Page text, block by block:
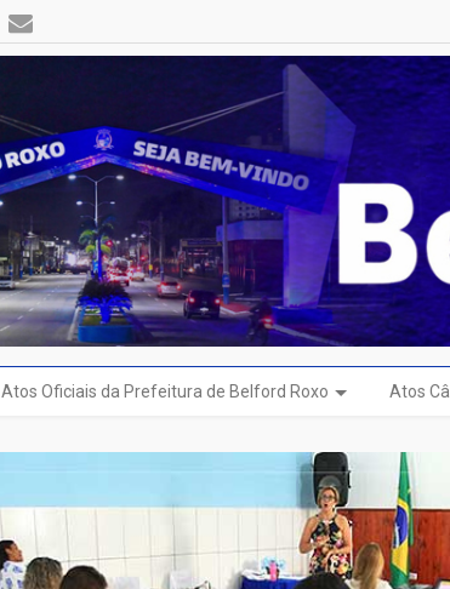
Atos Oficiais da Prefeitura de Belford Roxo Atos